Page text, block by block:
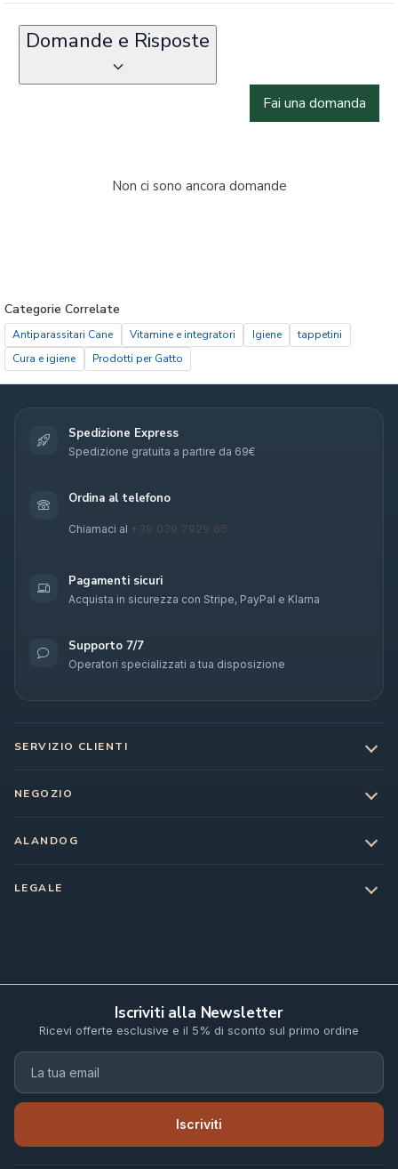
Domande e Risposte
Fai una domanda
Non ci sono ancora domande
Categorie Correlate
Antiparassitari Cane Vitamine e integratori Igiene
tappetini
Cura e igiene
Prodotti per Gatto
Spedizione Express
Spedizione gratuita a partire da 69€
Ordina al telefono
Chiamaci al +39 039 7929 65
Pagamenti sicuri
Acquista in sicurezza con Stripe, PayPal e Klarna
Supporto 7/7
Operatori specializzati a tua disposizione
SERVIZIO CLIENTI
NEGOZIO
ALANDOG
LEGALE
Iscriviti alla Newsletter
Ricevi offerte esclusive e il 5% di sconto sul primo ordine
Iscriviti